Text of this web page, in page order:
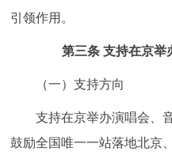
引领作用。
第三条 支持在京举
（一）支持方向
支持在京举办演唱会、音
鼓励全国唯一一站落地北京